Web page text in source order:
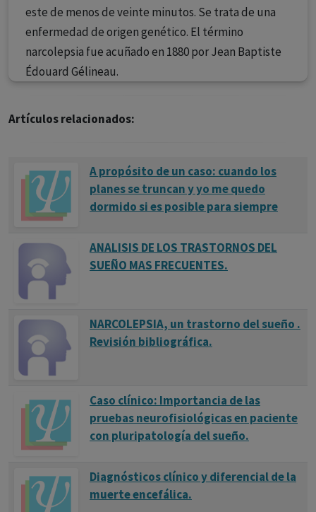
este de menos de veinte minutos. Se trata de una
enfermedad de origen genético. El término
narcolepsia fue acuñado en 1880 por Jean Baptiste
Édouard Gélineau.
Artículos relacionados:
A propósito de un caso: cuando los
planes se truncan y yo me quedo
dormido si es posible para siempre
ANALISIS DE LOS TRASTORNOS DEL
SUEÑO MAS FRECUENTES.
NARCOLEPSIA, un trastorno del sueño .
Revisión bibliográfica.
Caso clínico: Importancia de las
pruebas neurofisiológicas en paciente
con pluripatología del sueño.
Diagnósticos clínico y diferencial de la
muerte encefálica.